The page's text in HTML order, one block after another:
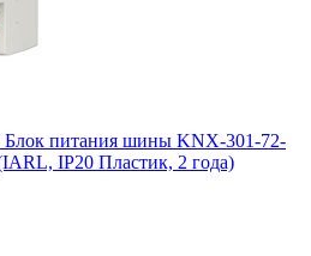
питания шины KNX-301-72-
IP20 Пластик, 2 года)